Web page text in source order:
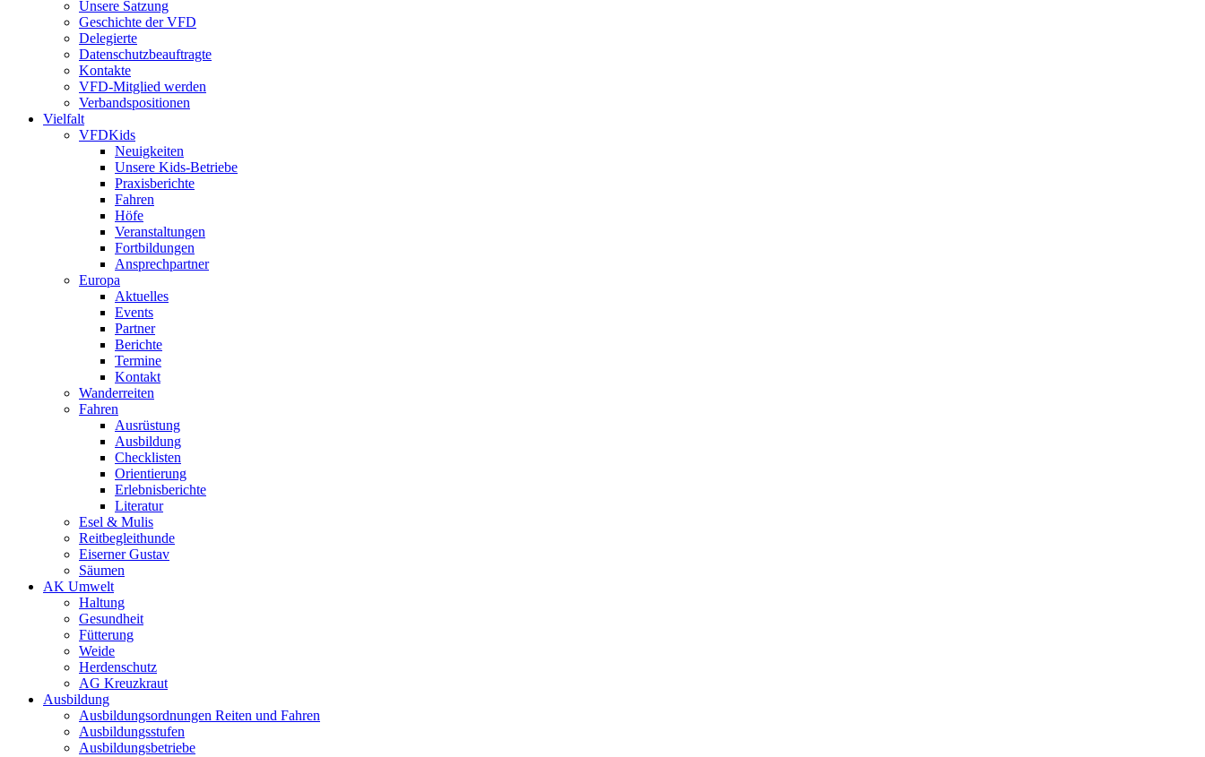
Unsere Satzung
Geschichte der VFD
Delegierte
Datenschutzbeauftragte
Kontakte
VFD-Mitglied werden
Verbandspositionen
Vielfalt
VFDKids
Neuigkeiten
Unsere Kids-Betriebe
Praxisberichte
Fahren
Höfe
Veranstaltungen
Fortbildungen
Ansprechpartner
Europa
Aktuelles
Events
Partner
Berichte
Termine
Kontakt
Wanderreiten
Fahren
Ausrüstung
Ausbildung
Checklisten
Orientierung
Erlebnisberichte
Literatur
Esel & Mulis
Reitbegleithunde
Eiserner Gustav
Säumen
AK Umwelt
Haltung
Gesundheit
Fütterung
Weide
Herdenschutz
AG Kreuzkraut
Ausbildung
Ausbildungsordnungen Reiten und Fahren
Ausbildungsstufen
Ausbildungsbetriebe